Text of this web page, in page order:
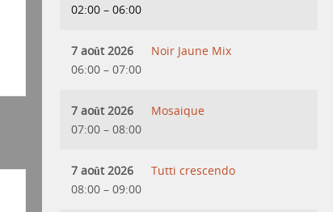
02:00 – 06:00
7 août 2026
06:00 – 07:00
Noir Jaune Mix
7 août 2026
07:00 – 08:00
Mosaique
7 août 2026
08:00 – 09:00
Tutti crescendo